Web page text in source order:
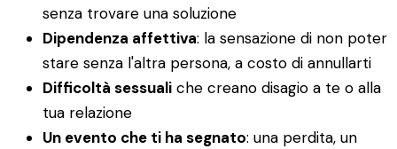
senza trovare una soluzione
Dipendenza affettiva: la sensazione di non poter
stare senza l'altra persona, a costo di annullarti
Difficoltà sessuali che creano disagio a te o alla
tua relazione
Un evento che ti ha segnato: una perdita, un